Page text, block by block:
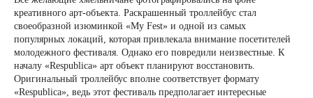
креативного арт-объекта. Раскрашенный троллейбус стал
своеобразной изюминкой «My Fest» и одной из самых
популярных локаций, которая привлекала внимание посетителей
молодежного фестиваля. Однако его повредили неизвестные. К
началу «Respublica» арт объект планируют восстановить.
Оригинальный троллейбус вполне соответствует формату
«Respublica», ведь этот фестиваль предполагает интересные